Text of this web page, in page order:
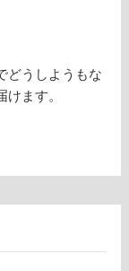
どうしようもな
ます。